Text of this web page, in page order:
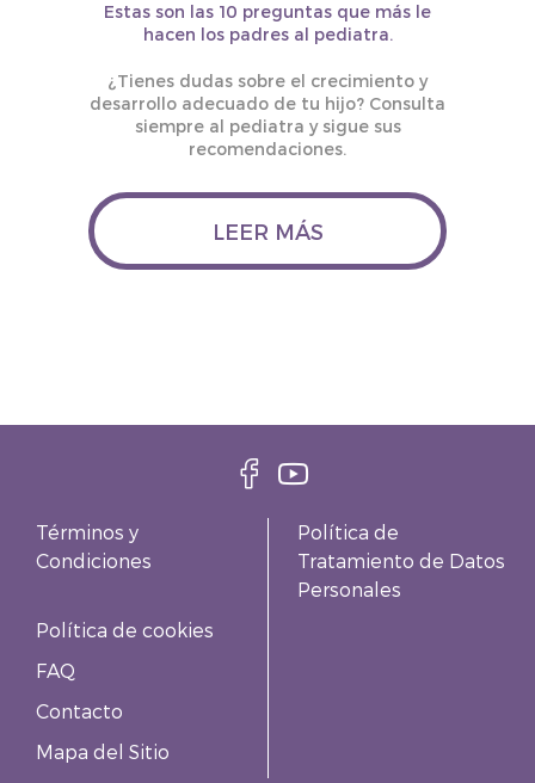
Estas son las 10 preguntas que más le
hacen los padres al pediatra.
¿Tienes dudas sobre el crecimiento y
desarrollo adecuado de tu hijo? Consulta
siempre al pediatra y sigue sus
recomendaciones.
LEER MÁS
Términos y
Condiciones
Política de
Tratamiento de Datos
Personales
Política de cookies
FAQ
Contacto
Mapa del Sitio